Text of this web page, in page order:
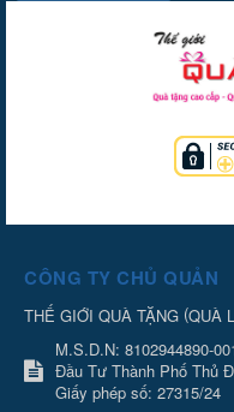
CÔNG TY CHỦ QUẢN
THẾ GIỚI QUÀ TẶNG (QUÀ
M.S.D.N: 8102944890-
Đầu Tư Thành Phố Thủ
Giấy phép số: 27315/24